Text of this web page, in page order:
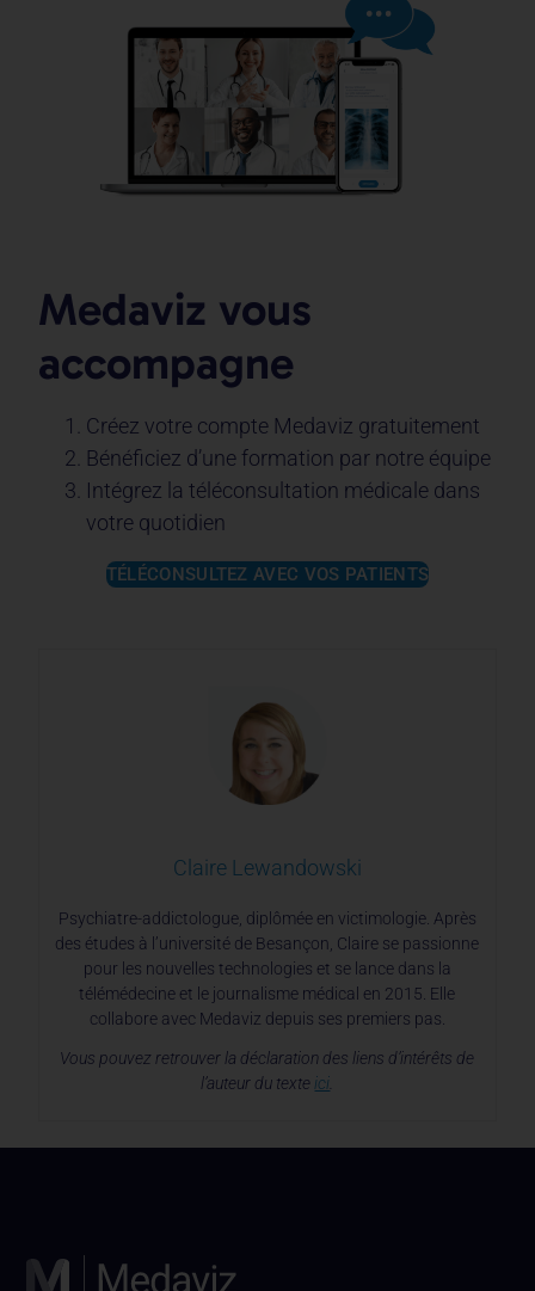
Medaviz vous
accompagne
Créez votre compte Medaviz gratuitement
Bénéficiez d’une formation par notre équipe
Intégrez la téléconsultation médicale dans
votre quotidien
TÉLÉCONSULTEZ AVEC VOS PATIENTS
Claire Lewandowski
Psychiatre-addictologue, diplômée en victimologie. Après
des études à l’université de Besançon, Claire se passionne
pour les nouvelles technologies et se lance dans la
télémédecine et le journalisme médical en 2015. Elle
collabore avec Medaviz depuis ses premiers pas.
Vous pouvez retrouver la déclaration des liens d’intérêts de
l’auteur du texte ici